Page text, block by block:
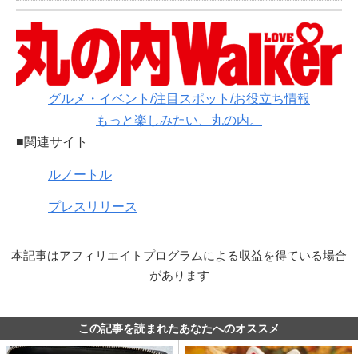
グルメ・イベント/注目スポット/お役立ち情報
もっと楽しみたい、丸の内。
■関連サイト
ルノートル
プレスリリース
本記事はアフィリエイトプログラムによる収益を得ている場合
があります
この記事を読まれたあなたへのオススメ